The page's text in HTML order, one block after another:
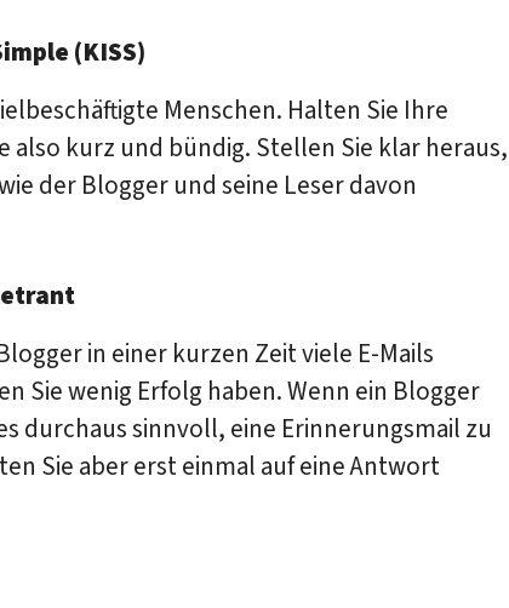
(KISS)
Menschen. Halten Sie Ihre
also kurz und bündig. Stellen Sie klar heraus,
der Blogger und seine Leser davon
in einer kurzen Zeit viele E-Mails
Sie wenig Erfolg haben. Wenn ein Blogger
durchaus sinnvoll, eine Erinnerungsmail zu
Sie aber erst einmal auf eine Antwort